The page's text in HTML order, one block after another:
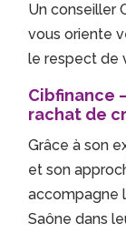
Un conseiller
vous oriente
le respect de
Cibfinance
rachat de
Grâce à son
et son
accompagne
Saône dans